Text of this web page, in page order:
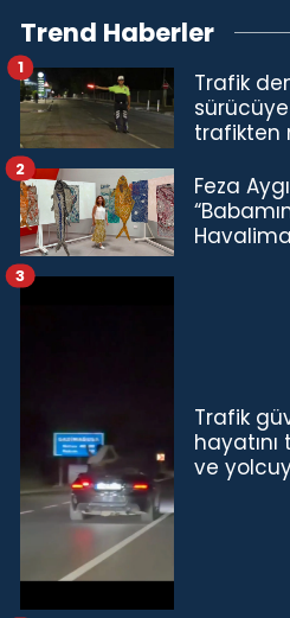
Trend Haberler
Trafik
trafikten
1
Feza
2
Trafik
ve
3